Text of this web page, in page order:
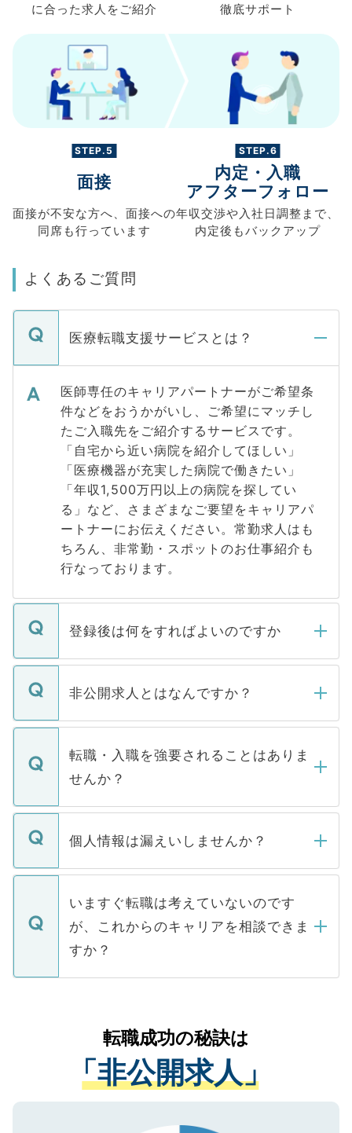
に合った求人を ご紹介
徹底サポート
STEP.5
面接
面接が不安な方へ、 面接への
同席も行っています
STEP.6
内定・入職
アフターフォロー
年収交渉や入社日調整まで、
内定後もバックアップ
よくあるご質問
医療転職支援サービスとは？
医師専任のキャリアパートナーがご希望条
件などをおうかがいし、ご希望にマッチし
たご入職先をご紹介するサービスです。
「自宅から近い病院を紹介してほしい」
「医療機器が充実した病院で働きたい」
「年収1,500万円以上の病院を探してい
る」など、さまざまなご要望をキャリアパ
ートナーにお伝えください。常勤求人はも
ちろん、非常勤・スポットのお仕事紹介も
行なっております。
登録後は何をすればよいのですか
ご登録いただきましたら、弊社担当者がご
登録内容を確認し、その後メールもしくは
ます。通常、5営業日以内にはご連絡をせて
いただきますので、しばらくお待ちくださ
非公開求人とはなんですか？
マイナビDOCTORで取り扱っている求人の
うち約3割は、Webサイトからご覧いただ
けない「非公開求人」です。非公開求人は
下記の理由によって、一般には公開してい
ません。
■応募殺到を避けるため 人気のある医療機
関を公にしてしまうと、応募が殺到する場
に、医療機関が求める条件に合った人材の
みを人材紹介会社に依頼するケースが増え
ています。
転職・入職を強要されることはありま
せんか？
転職・入職を強要することは一切ありませ
ん。また、仮に応募先から内定をいただい
定を承諾する必要はありません。内定先へ
の辞退の連絡はキャリアパートナーが行い
個人情報は漏えいしませんか？
個人情報が漏えいすることはありませんの
で、ご安心ください。当サイトからの登録
などで収集したご登録者様の個人情報は、
ご本人のキャリアアップおよび転職活動の
支援を目的に使用いたします。お預かりし
ているすべての個人データはご本人の許可
は、個人情報の取り扱いについての厳密な
管理基準を満たした事業者のみに付与され
る、プライバシーマークを取得済みです。
いますぐ転職は考えていないのです
が、これからのキャリアを相談できま
すか？
かがいして、現在の医療機関の状況や紹介
経験をまじえながら、適切なアドバイスを
させていただきます。すぐにご転職をされ
ない方には、長期的なサポートが可能です
ので、まずはご登録ください。
転職成功の秘訣は
「非公開求人」